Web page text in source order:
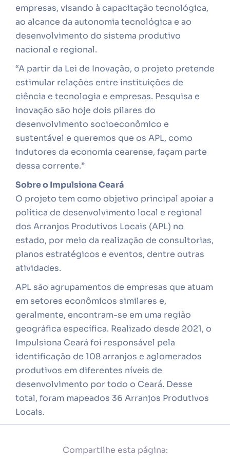
empresas, visando à capacitação tecnológica,
ao alcance da autonomia tecnológica e ao
desenvolvimento do sistema produtivo
nacional e regional.
“A partir da Lei de Inovação, o projeto pretende
estimular relações entre instituições de
ciência e tecnologia e empresas. Pesquisa e
inovação são hoje dois pilares do
desenvolvimento socioeconômico e
sustentável e queremos que os APL, como
indutores da economia cearense, façam parte
dessa corrente.”
Sobre o Impulsiona Ceará
O projeto tem como objetivo principal apoiar a
política de desenvolvimento local e regional
dos Arranjos Produtivos Locais (APL) no
estado, por meio da realização de consultorias,
planos estratégicos e eventos, dentre outras
atividades.
APL são agrupamentos de empresas que atuam
em setores econômicos similares e,
geralmente, encontram-se em uma região
geográfica específica. Realizado desde 2021, o
Impulsiona Ceará foi responsável pela
identificação de 108 arranjos e aglomerados
produtivos em diferentes níveis de
desenvolvimento por todo o Ceará. Desse
total, foram mapeados 36 Arranjos Produtivos
Locais.
Compartilhe esta página: